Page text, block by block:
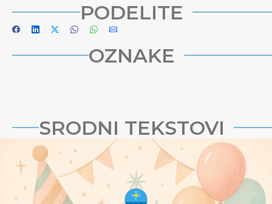
PODELITE
OZNAKE
SRODNI TEKSTOVI